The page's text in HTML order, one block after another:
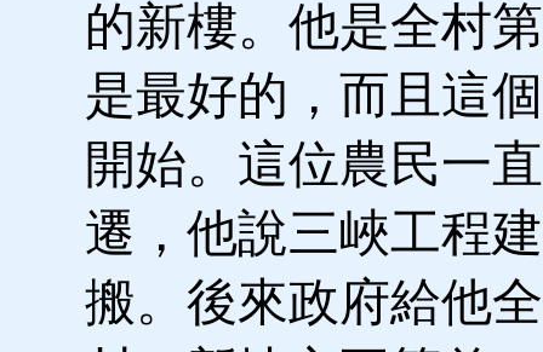
的新樓。他是全村
是最好的，而且這
開始。這位農民一
遷，他說三峽工程
搬。後來政府給他